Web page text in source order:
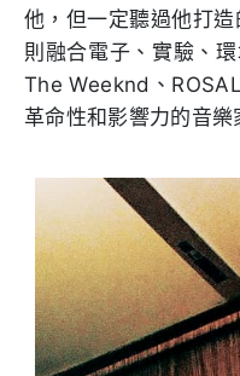
他，但一定聽過他打
則融合電子、實驗、
The Weeknd、
革命性和影響力的音樂